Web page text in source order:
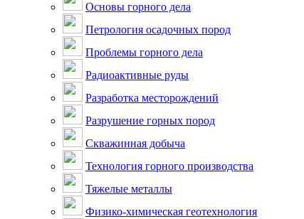
Основы горного дела
Петрология осадочных пород
Проблемы горного дела
Радиоактивные руды
Разработка месторождений
Разрушение горных пород
Скважинная добыча
Технология горного производства
Тяжелые металлы
Физико-химическая геотехнология